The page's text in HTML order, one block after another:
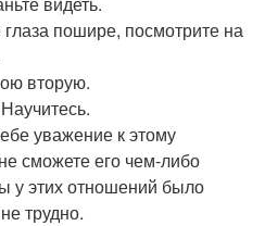
пошире, посмотрите на
вторую.
уважение к этому
сможете его чем-либо
у этих отношений было
трудно.